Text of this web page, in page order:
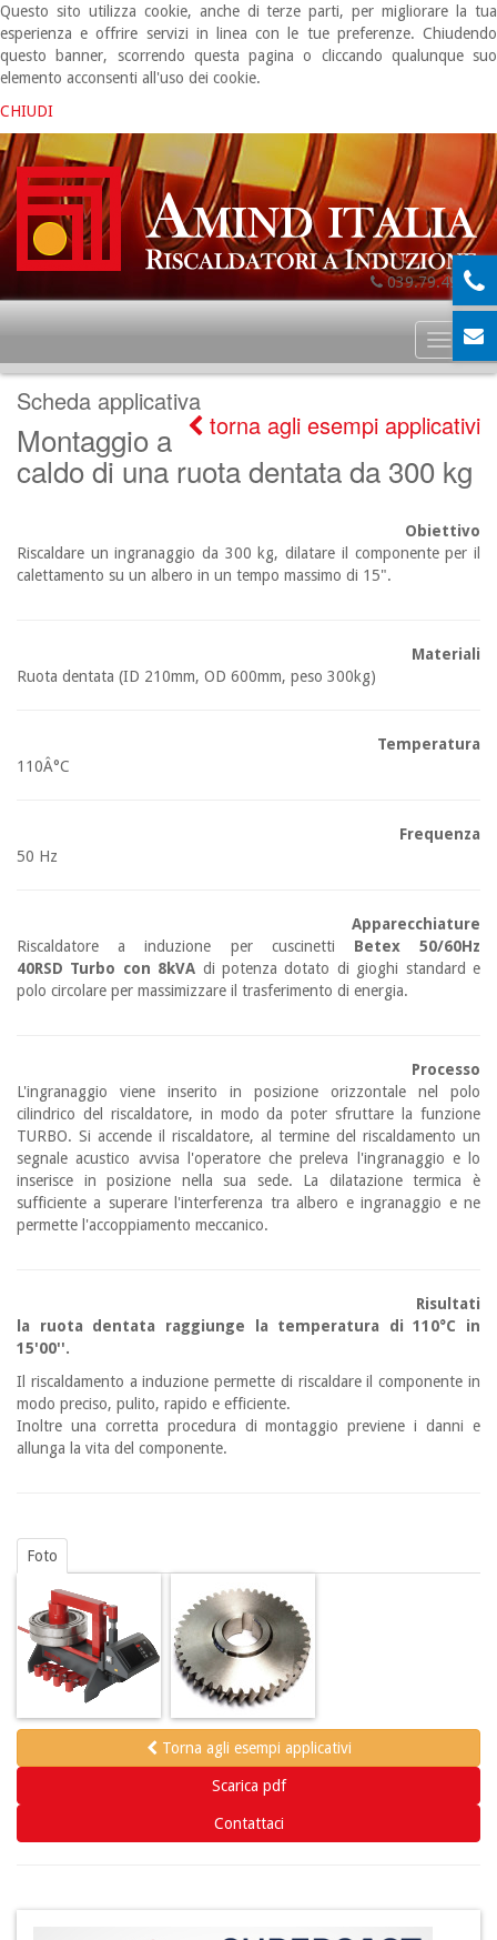
Questo sito utilizza cookie, anche di terze parti, per migliorare la tua
esperienza e offrire servizi in linea con le tue preferenze. Chiudendo
questo banner, scorrendo questa pagina o cliccando qualunque suo
elemento acconsenti all'uso dei cookie.
CHIUDI
039.79.49.06
Scheda applicativa
torna agli esempi applicativi
Montaggio a
caldo di una ruota dentata da 300 kg
Obiettivo
Riscaldare un ingranaggio da 300 kg, dilatare il componente per il
calettamento su un albero in un tempo massimo di 15".
Materiali
Ruota dentata (ID 210mm, OD 600mm, peso 300kg)
Temperatura
110Â°C
Frequenza
50 Hz
Apparecchiature
Riscaldatore a induzione per cuscinetti Betex 50/60Hz
40RSD Turbo con 8kVA di potenza dotato di gioghi standard e
polo circolare per massimizzare il trasferimento di energia.
Processo
L'ingranaggio viene inserito in posizione orizzontale nel polo
cilindrico del riscaldatore, in modo da poter sfruttare la funzione
TURBO. Si accende il riscaldatore, al termine del riscaldamento un
segnale acustico avvisa l'operatore che preleva l'ingranaggio e lo
inserisce in posizione nella sua sede. La dilatazione termica è
sufficiente a superare l'interferenza tra albero e ingranaggio e ne
permette l'accoppiamento meccanico.
Risultati
la ruota dentata raggiunge la temperatura di 110°C in
15'00''.
Il riscaldamento a induzione permette di riscaldare il componente in
modo preciso, pulito, rapido e efficiente.
Inoltre una corretta procedura di montaggio previene i danni e
allunga la vita del componente.
Foto
Torna agli esempi applicativi
Scarica pdf
Contattaci